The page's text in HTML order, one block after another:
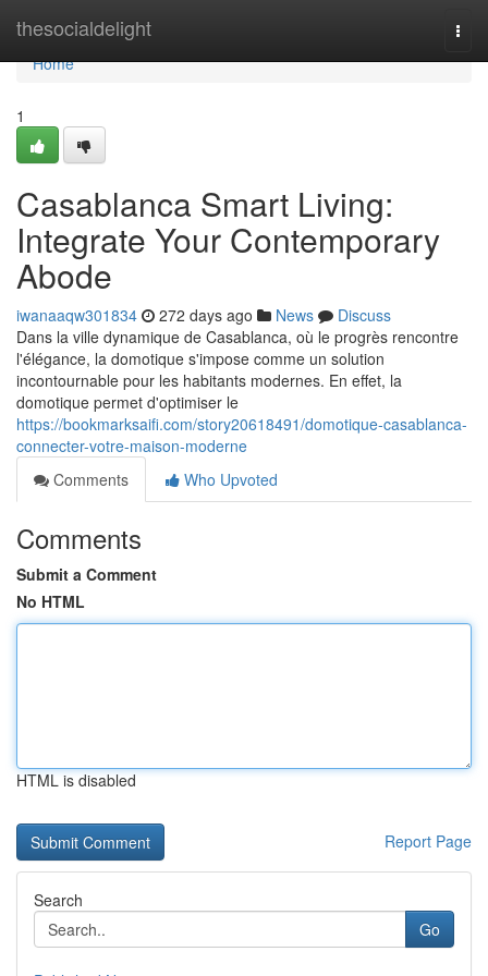
thesocialdelight
Home
Home
1
Casablanca Smart Living:
Integrate Your Contemporary
Abode
iwanaaqw301834 272 days ago News
Discuss
Dans la ville dynamique de Casablanca, où le progrès rencontre
l'élégance, la domotique s'impose comme un solution
incontournable pour les habitants modernes. En effet, la
domotique permet d'optimiser le
https://bookmarksaifi.com/story20618491/domotique-casablanca-
connecter-votre-maison-moderne
Comments
Who Upvoted
Comments
Submit a Comment
No HTML
HTML is disabled
Report Page
Search
Go